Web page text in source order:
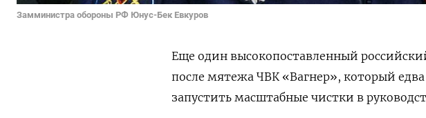
Замминистра обороны РФ Юнус-Бек Евкуров
Еще один высокопоставленный
после мятежа ЧВК «Вагнер», который
запустить масштабные чистки в